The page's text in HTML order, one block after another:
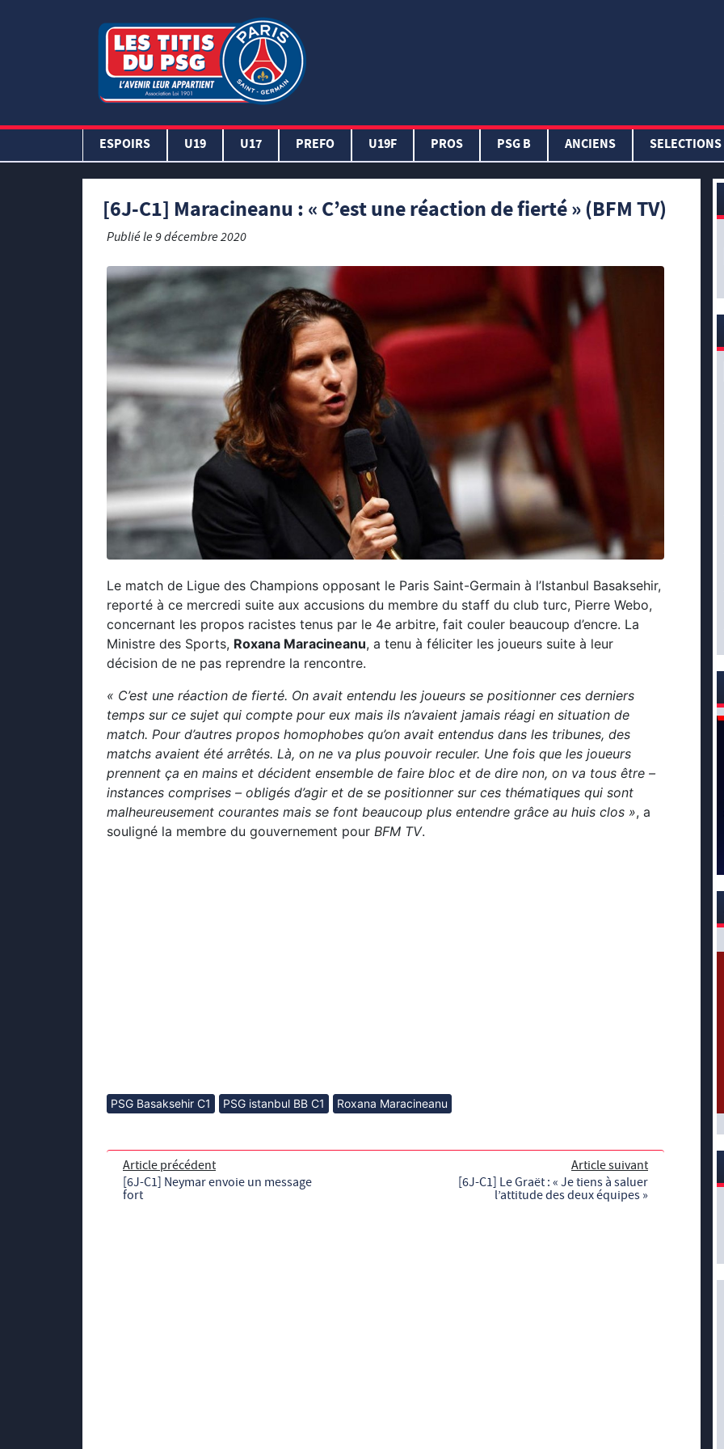
ESPOIRS U19 U17 PREFO U19F PROS PSG B ANCIENS SELECTIONS
[6J-C1] Maracineanu : « C’est une réaction de fierté » (BFM TV)
Publié le9 décembre 2020
Le match de Ligue des Champions opposant le Paris Saint-Germain à l’Istanbul Basaksehir,
reporté à ce mercredi suite aux accusions du membre du staff du club turc, Pierre Webo,
concernant les propos racistes tenus par le 4e arbitre, fait couler beaucoup d’encre. La
Ministre des Sports, Roxana Maracineanu, a tenu à féliciter les joueurs suite à leur
décision de ne pas reprendre la rencontre.
« C’est une réaction de fierté. On avait entendu les joueurs se positionner ces derniers
temps sur ce sujet qui compte pour eux mais ils n’avaient jamais réagi en situation de
match. Pour d’autres propos homophobes qu’on avait entendus dans les tribunes, des
matchs avaient été arrêtés. Là, on ne va plus pouvoir reculer. Une fois que les joueurs
prennent ça en mains et décident ensemble de faire bloc et de dire non, on va tous être –
instances comprises – obligés d’agir et de se positionner sur ces thématiques qui sont
malheureusement courantes mais se font beaucoup plus entendre grâce au huis clos », a
souligné la membre du gouvernement pour BFM TV.
PSG Basaksehir C1 PSG istanbul BB C1 Roxana Maracineanu
Article précédent
[6J-C1] Neymar envoie un message
fort
Article suivant
[6J-C1] Le Graët : « Je tiens à saluer
l’attitude des deux équipes »